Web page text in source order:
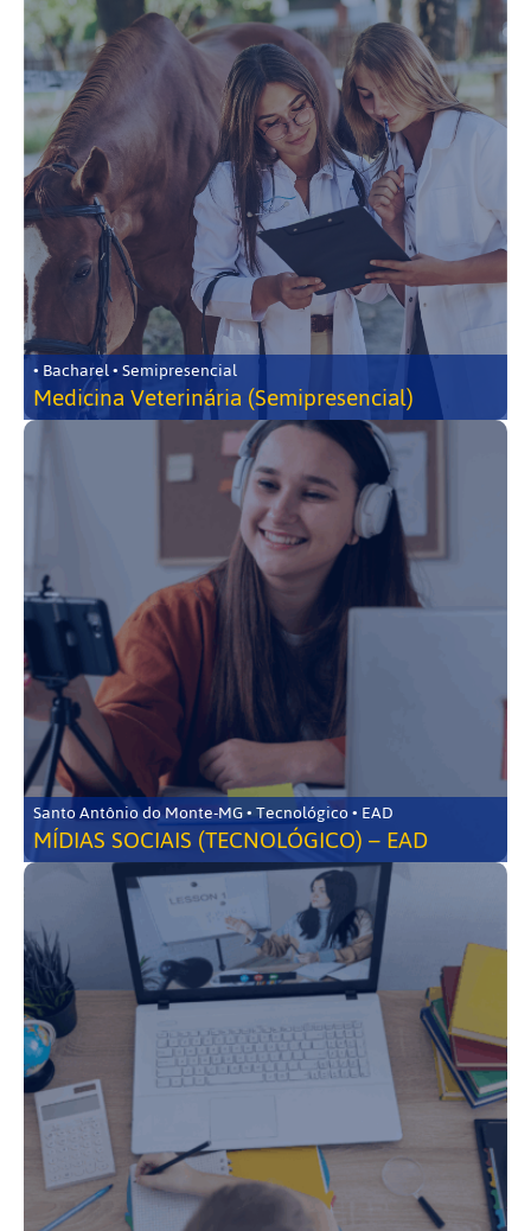
• Bacharel • Semipresencial
Medicina Veterinária (Semipresencial)
Santo Antônio do Monte-MG • Tecnológico • EAD
MÍDIAS SOCIAIS (TECNOLÓGICO) – EAD